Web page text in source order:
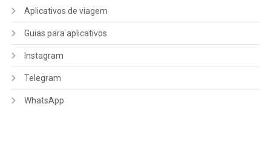
Aplicativos de viagem
Guias para aplicativos
Instagram
Telegram
WhatsApp